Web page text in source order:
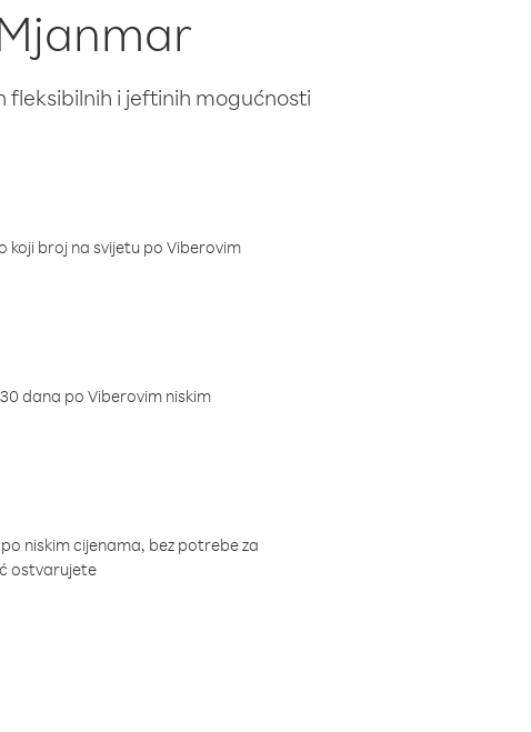
fleksibilnih i jeftinih mogućnosti
koji broj na svijetu po Viberovim
dana po Viberovim niskim
niskim cijenama, bez potrebe za
ostvarujete